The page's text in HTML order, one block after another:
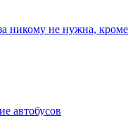
никому не нужна, кроме
автобусов